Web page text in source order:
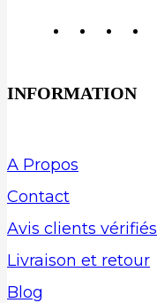
INFORMATION
A Propos
Contact
Avis clients vérifiés
Livraison et retour
Blog